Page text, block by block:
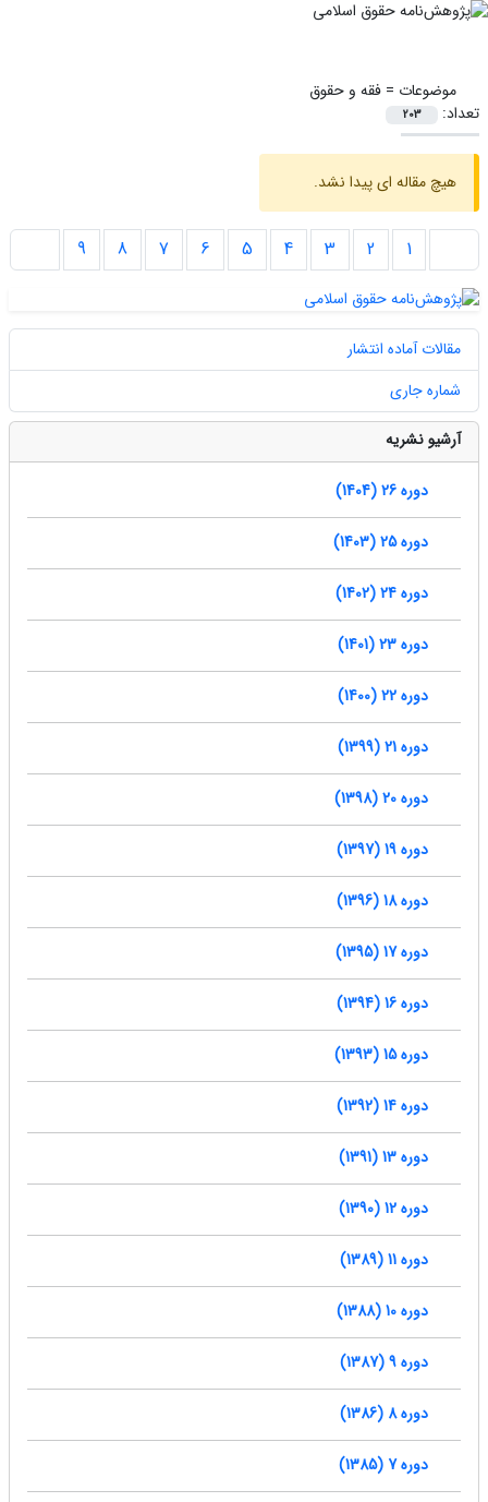
موضوعات = فقه و حقوق
تعداد:
203
هیچ مقاله ای پیدا نشد.
1
2
3
4
5
6
7
8
9
مقالات آماده انتشار
شماره جاری
آرشیو نشریه
دوره 26 (1404)
دوره 25 (1403)
دوره 24 (1402)
دوره 23 (1401)
دوره 22 (1400)
دوره 21 (1399)
دوره 20 (1398)
دوره 19 (1397)
دوره 18 (1396)
دوره 17 (1395)
دوره 16 (1394)
دوره 15 (1393)
دوره 14 (1392)
دوره 13 (1391)
دوره 12 (1390)
دوره 11 (1389)
دوره 10 (1388)
دوره 9 (1387)
دوره 8 (1386)
دوره 7 (1385)